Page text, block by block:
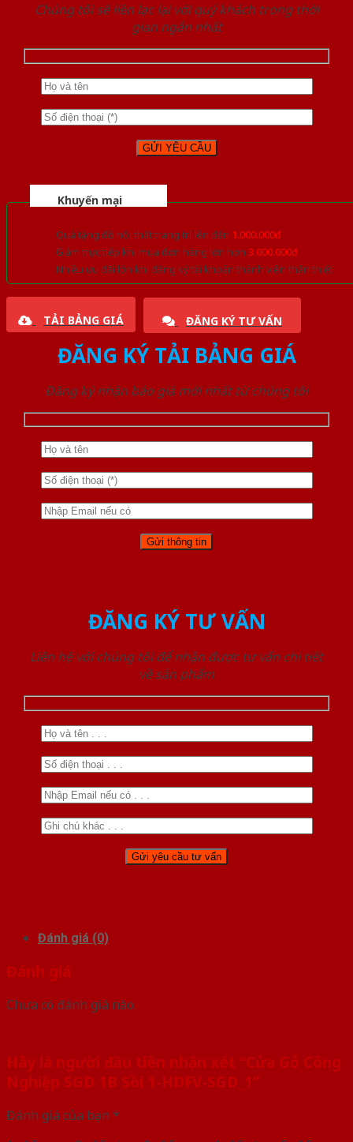
Chúng tôi sẽ liên lạc lại với quý khách trong thời
gian ngắn nhất
Khuyến mại
Quà tặng đồ nội thất trang trí lên đến 1.000.000đ
Giảm trực tiếp khi mua đơn hàng lớn hơn 3.000.000đ
Nhiều ưu đãi lớn khi đăng ký tài khoản thành viên thân thiết
TẢI BẢNG GIÁ ĐĂNG KÝ TƯ VẤN
ĐĂNG KÝ TẢI BẢNG GIÁ
Đăng ký nhận báo giá mới nhất từ chúng tôi
ĐĂNG KÝ TƯ VẤN
Liên hệ với chúng tôi để nhận được tư vấn chi tiết
về sản phẩm
Đánh giá (0)
Đánh giá
Chưa có đánh giá nào.
Hãy là người đầu tiên nhận xét “Cửa Gỗ Công
Nghiệp SGD 1B Sồi 1-HDFV-SGD_1”
Đánh giá của bạn *